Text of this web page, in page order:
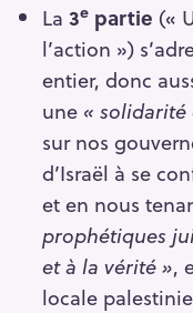
La 3epartie («
l’action »)
entier, donc
une « solidarité
sur nos
d’Israël à se
et en nous
prophétiques
et à la vérité »,
locale